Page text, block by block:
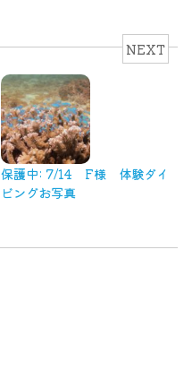
NEXT
保護中: 7/14 F様 体験ダイ
ビングお写真